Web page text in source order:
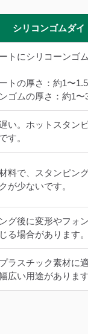
シリコンゴムダイ
トにシリコーンゴ
トの厚さ：約1〜
ゴムの厚さ：約1〜
い。ホットスタン
す。
料で、スタンピン
が少ないです。
グ後に変形やフォ
る場合があります。
ラスチック素材に
広い用途があります
メタ